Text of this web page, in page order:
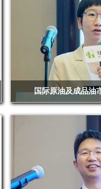
国际原油及成品油
中国石油集团经济技术研
长 王